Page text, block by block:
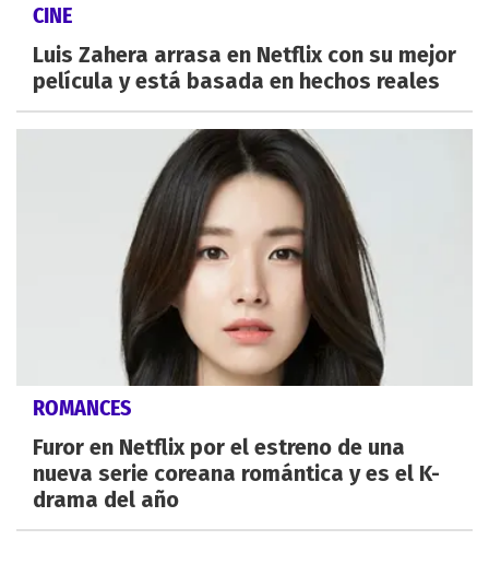
CINE
Luis Zahera arrasa en Netflix con su mejor
película y está basada en hechos reales
ROMANCES
Furor en Netflix por el estreno de una
nueva serie coreana romántica y es el K-
drama del año